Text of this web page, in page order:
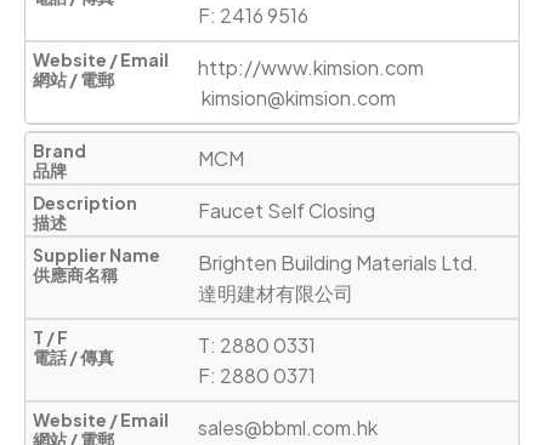
F: 2416 9516
http://www.kimsion.com
kimsion@kimsion.com
MCM
Faucet Self Closing
Brighten Building Materials Ltd.
達明建材有限公司
T: 2880 0331
F: 2880 0371
sales@bbml.com.hk